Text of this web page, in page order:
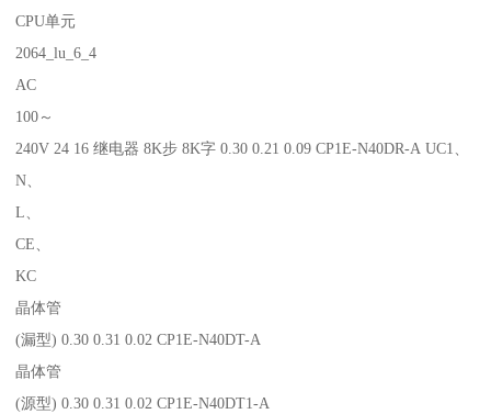
CPU单元
2064_lu_6_4
AC
100～
240V 24 16 继电器 8K步 8K字 0.30 0.21 0.09 CP1E-N40DR-A UC1、
N、
L、
CE、
KC
晶体管
(漏型) 0.30 0.31 0.02 CP1E-N40DT-A
晶体管
(源型) 0.30 0.31 0.02 CP1E-N40DT1-A